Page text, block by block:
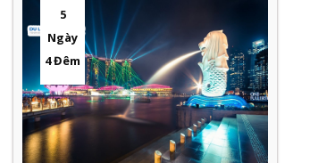
5
Ngày
4 Đêm